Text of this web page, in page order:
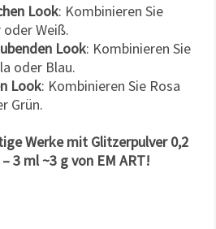
Look: Kombinieren Sie
Weiß.
Look: Kombinieren Sie
oder Blau.
Look: Kombinieren Sie Rosa
Grün.
Werke mit Glitzerpulver 0,2
3 ml ~3 g von EM ART!